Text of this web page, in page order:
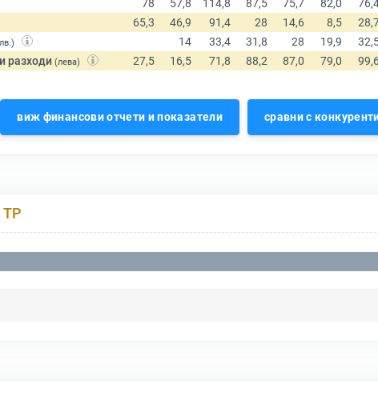
разходи (лева)
виж финансови отчети и показатели сравни с